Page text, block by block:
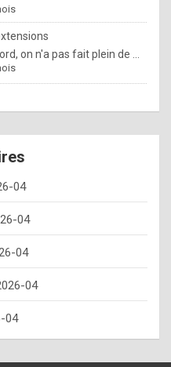
on n'a pas fait plein de ...
04
04
04
04
04